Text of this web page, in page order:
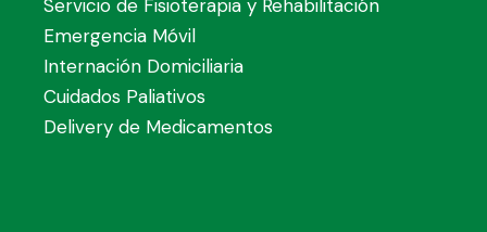
Servicio de Fisioterapia y Rehabilitación
Emergencia Móvil
Internación Domiciliaria
Cuidados Paliativos
Delivery de Medicamentos